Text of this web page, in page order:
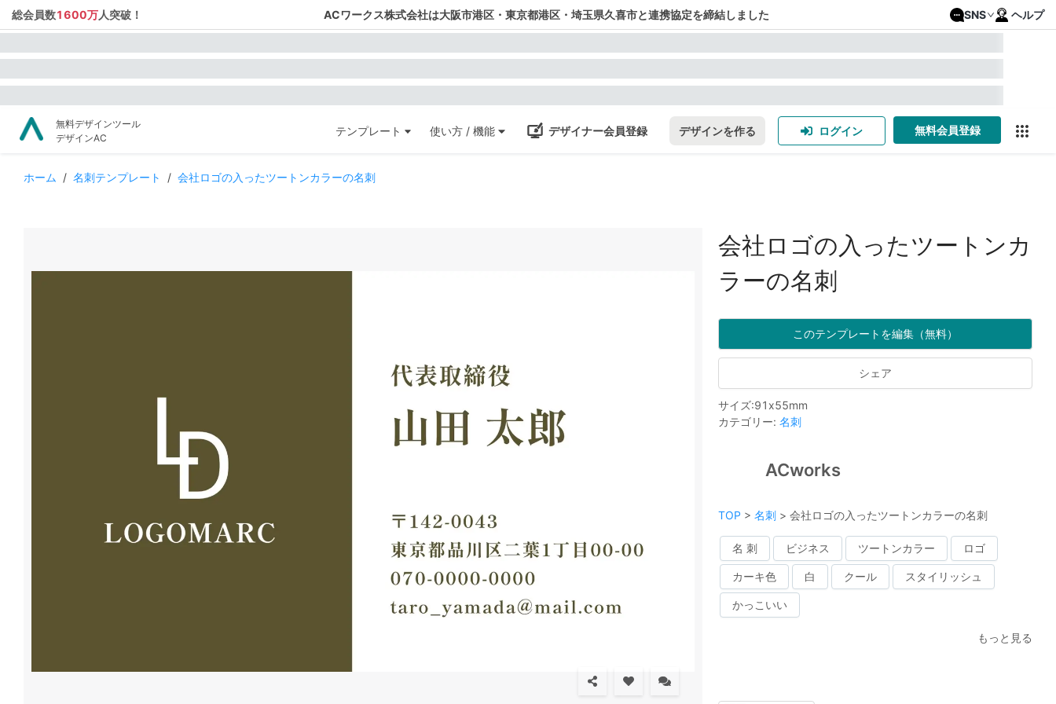
総会員数1600万人突破！ ACワークス株式会社は大阪市港区・東京都港区・埼玉県久喜市と連携協定を締結しました SNS ヘルプ
無料デザインツール
デザインAC
テンプレート 使い方 / 機能 デザイナー会員登録 デザインを作る ログイン 無料会員登録
ホーム / 名刺テンプレート / 会社ロゴの入ったツートンカラーの名刺
会社ロゴの入ったツートンカ
ラーの名刺
このテンプレートを編集（無料）
シェア
サイズ:91 x55mm
カテゴリー: 名刺
ACworks
TOP > 名刺 > 会社ロゴの入ったツートンカラーの名刺
名 刺 ビジネス ツートンカラー ロゴ
カーキ色 白 クール スタイリッシュ
かっこいい
もっと見る